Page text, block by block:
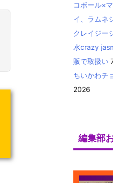
コボール×
イ、ラムネ
クレイジー
水crazy
販で取扱い
ちいかわチ
2026
編集部